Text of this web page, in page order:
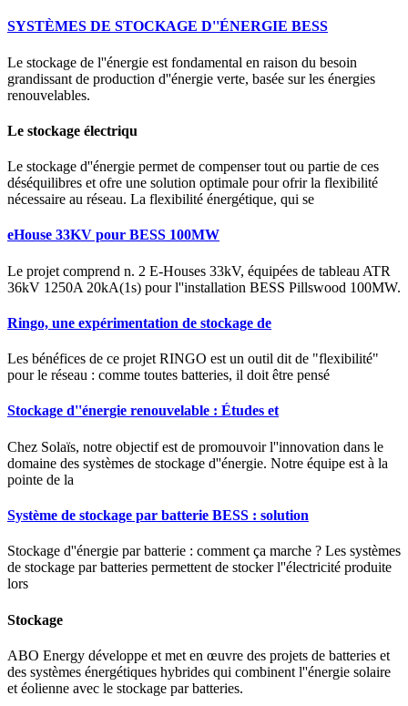
SYSTÈMES DE STOCKAGE D''ÉNERGIE BESS
Le stockage de l''énergie est fondamental en raison du besoin
grandissant de production d''énergie verte, basée sur les énergies
renouvelables.
Le stockage électriqu
Le stockage d''énergie permet de compenser tout ou partie de ces
déséquilibres et ofre une solution optimale pour ofrir la flexibilité
nécessaire au réseau. La flexibilité énergétique, qui se
eHouse 33KV pour BESS 100MW
Le projet comprend n. 2 E-Houses 33kV, équipées de tableau ATR
36kV 1250A 20kA(1s) pour l''installation BESS Pillswood 100MW.
Ringo, une expérimentation de stockage de
Les bénéfices de ce projet RINGO est un outil dit de "flexibilité"
pour le réseau : comme toutes batteries, il doit être pensé
Stockage d''énergie renouvelable : Études et
Chez Solaïs, notre objectif est de promouvoir l''innovation dans le
domaine des systèmes de stockage d''énergie. Notre équipe est à la
pointe de la
Système de stockage par batterie BESS : solution
Stockage d''énergie par batterie : comment ça marche ? Les systèmes
de stockage par batteries permettent de stocker l''électricité produite
lors
Stockage
ABO Energy développe et met en œuvre des projets de batteries et
des systèmes énergétiques hybrides qui combinent l''énergie solaire
et éolienne avec le stockage par batteries.